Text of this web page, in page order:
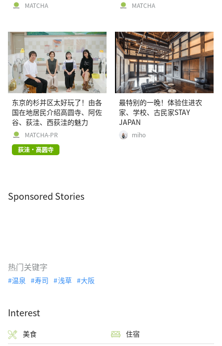
MATCHA MATCHA
东京的杉并区太好玩了！由各
国在地居民介绍高圆寺、阿佐
谷、荻洼、西荻洼的魅力
MATCHA-PR
荻洼・高圆寺
最特别的一晚！体验住进农
家、学校、古民家STAY
JAPAN
miho
Sponsored Stories
热门关键字
温泉 寿司 浅草 大阪
Interest
美食 住宿